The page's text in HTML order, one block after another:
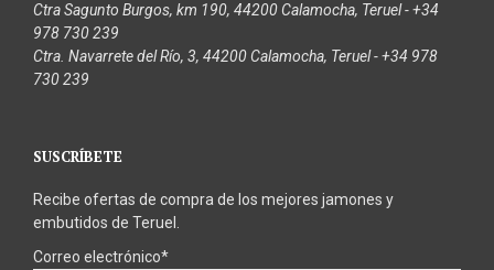
Ctra Sagunto Burgos, km 190, 44200 Calamocha, Teruel - +34
978 730 239
Ctra. Navarrete del Río, 3, 44200 Calamocha, Teruel - +34 978
730 239
SUSCRÍBETE
Recibe ofertas de compra de los mejores jamones y
embutidos de Teruel.
Correo electrónico*